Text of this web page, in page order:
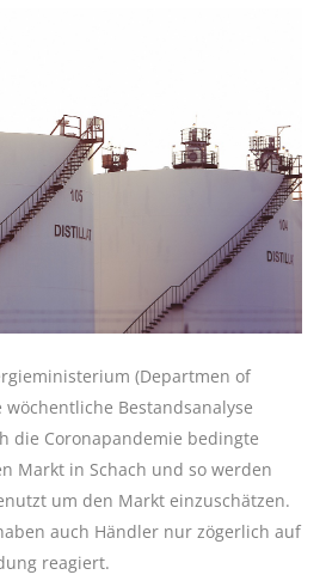
(Departmen of
wöchentliche Bestandsanalyse
die Coronapandemie bedingte
Markt in Schach und so werden
um den Markt einzuschätzen.
auch Händler nur zögerlich auf
reagiert.